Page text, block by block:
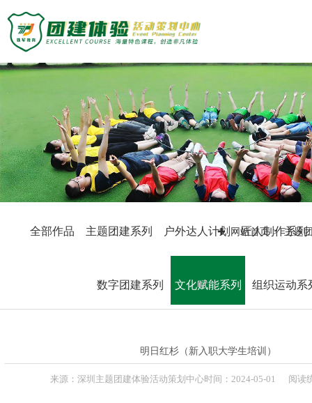
主题团建活动
主题团建系列
户外达人计划
匠人制作系列
音乐释压系列
数字团建系列
文化赋能系列
组织运动系列
定制化方案
团建基地
旅游主题小镇
商务度假景区
国防军事教育
案例展示
生产制造企业
服务顾问资询
教培政企机构
组织架构
联系方式
教练团队
特级培训师-渝生泷
高级培训师-张伟峰
高级培训师-全鹏举
高级培训师-李根
联系众程
网站首页 主题
全部作品 主题团建系列 户外达人计划 匠人制作系列
数字团建系列 文化赋能系列 组织运动系
明日红杉（新入职大学生培训）
来源： 深圳主题团建体验活动策划中心时间： 2024-05-01 阅读